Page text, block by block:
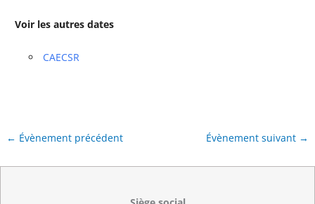
Voir les autres dates
CAECSR
← Évènement précédent Évènement suivant →